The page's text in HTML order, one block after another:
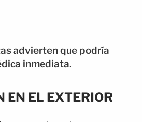
advierten que podría
inmediata.
EN EL EXTERIOR